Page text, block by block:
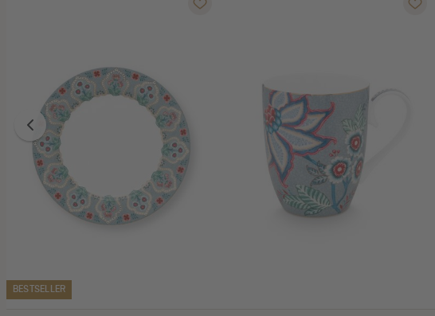
BESTSELLER